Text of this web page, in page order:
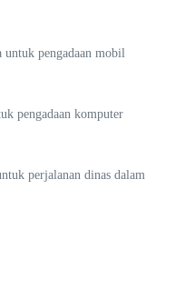
pengadaan mobil
pengadaan komputer
perjalanan dinas dalam